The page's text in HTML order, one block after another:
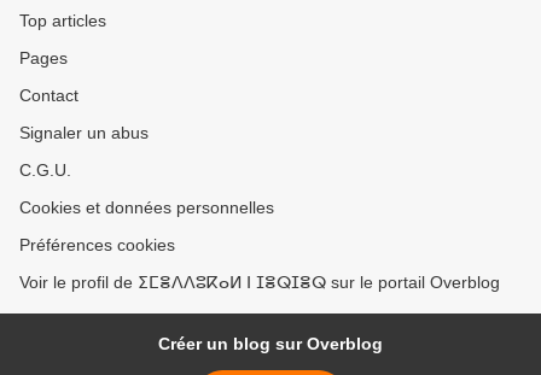
Top articles
Pages
Contact
Signaler un abus
C.G.U.
Cookies et données personnelles
Préférences cookies
Voir le profil de ⵉⵎⴻⴷⴷⵓⴽⴰⵍ ⵏ ⵊⴻⵕⵊⴻⵕ sur le portail Overblog
Créer un blog sur Overblog